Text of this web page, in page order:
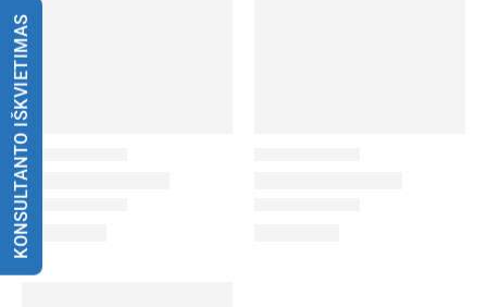
KONSULTANTO IŠKVIETIMAS